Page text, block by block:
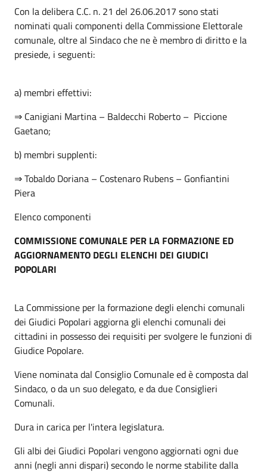
Con la delibera C.C. n. 21 del 26.06.2017 sono stati
nominati quali componenti della Commissione Elettorale
comunale, oltre al Sindaco che ne è membro di diritto e la
presiede, i seguenti:
a) membri effettivi:
⇒ Canigiani Martina – Baldecchi Roberto – Piccione
Gaetano;
b) membri supplenti:
⇒ Tobaldo Doriana – Costenaro Rubens – Gonfiantini
Piera
Elenco componenti
COMMISSIONE COMUNALE PER LA FORMAZIONE ED
AGGIORNAMENTO DEGLI ELENCHI DEI GIUDICI
POPOLARI
La Commissione per la formazione degli elenchi comunali
dei Giudici Popolari aggiorna gli elenchi comunali dei
cittadini in possesso dei requisiti per svolgere le funzioni di
Giudice Popolare.
Viene nominata dal Consiglio Comunale ed è composta dal
Sindaco, o da un suo delegato, e da due Consiglieri
Comunali.
Dura in carica per l'intera legislatura.
Gli albi dei Giudici Popolari vengono aggiornati ogni due
anni (negli anni dispari) secondo le norme stabilite dalla